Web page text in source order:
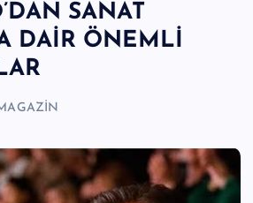
e
Ö
z
g
SANAT
DAİR ÖNEMLİ